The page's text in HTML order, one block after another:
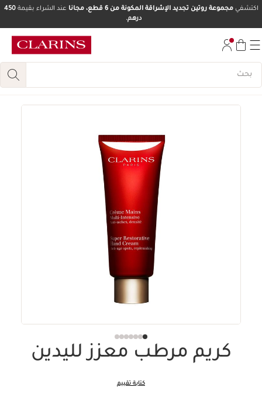
انتقل إلى أسفل الصفحة
اكتشفيمجموعة روتين تجديد الإشراقة المكونة من 6 قطع، مجانا عند الشراء بقيمة450
درهم.
كريم مرطب معزز لليدين
كتابة تقييم